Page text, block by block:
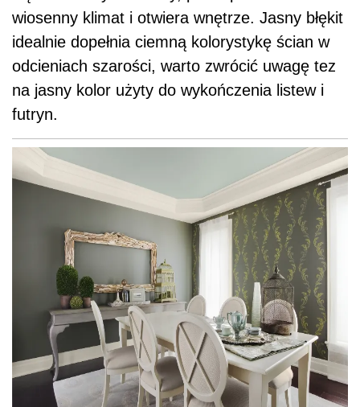
Fot. Benjamin Moore
Ciepłe kolory na ścianach i suficie
Ciepłe, organiczne kolory zastosowane
zarówno na ścianach jak i na suficie tworzą
przytulną atmosferę w tej nowoczesnej, prawie
monochromatycznej sypialni. Ściany
pomalowano w ciepłym odcieniu kawy a sufit